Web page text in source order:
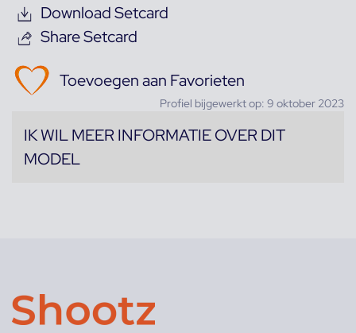
Download Setcard
Share Setcard
Toevoegen aan Favorieten
Profiel bijgewerkt op: 9 oktober 2023
IK WIL MEER INFORMATIE OVER DIT
MODEL